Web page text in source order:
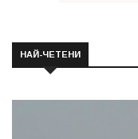
НАЙ-ЧЕТЕНИ